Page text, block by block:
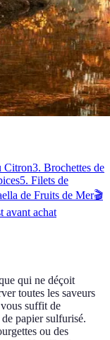
Citron3. Brochettes de
5. Filets de
de Fruits de Mer🎬
avant achat
qui ne déçoit
toutes les saveurs
suffit de
papier sulfurisé.
ou des